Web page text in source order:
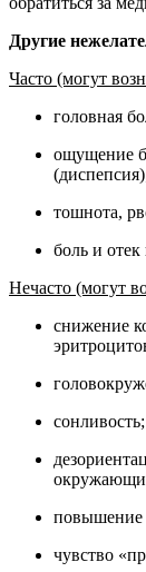
Другие
Часто (могут
головная
ощущение
тошнота,
боль и
Нечасто (могут
снижение
сонливость;
повышение
чувство